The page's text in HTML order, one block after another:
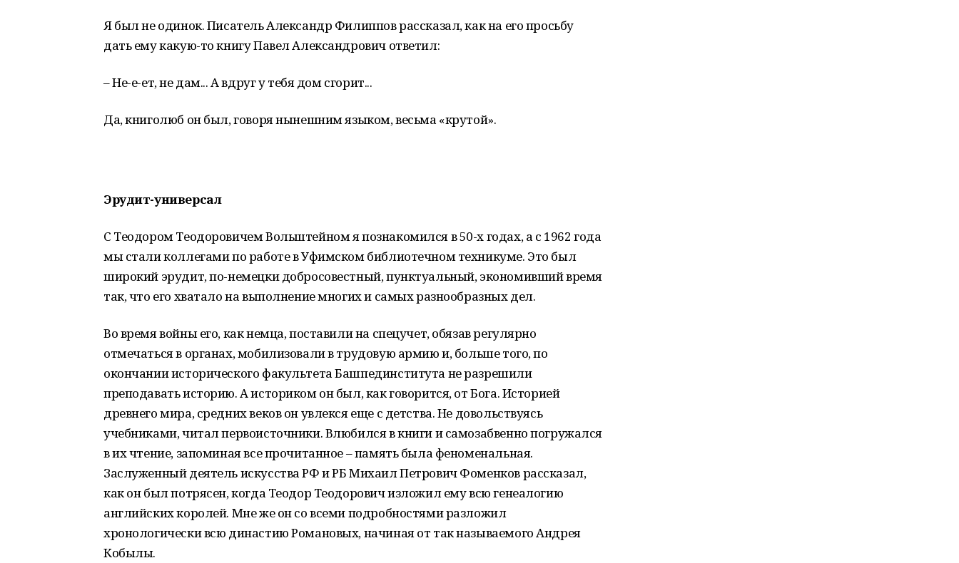
Я был не одинок. Писатель Александр Филиппов рассказал, как на его просьбу
дать ему какую-то книгу Павел Александрович ответил:
– Не-е-ет, не дам... А вдруг у тебя дом сгорит...
Да, книголюб он был, говоря нынешним языком, весьма «крутой».
Эрудит-универсал
С Теодором Теодоровичем Вольштейном я познакомился в 50-х годах, а с 1962 года
мы стали коллегами по работе в Уфимском библиотечном техникуме. Это был
широкий эрудит, по-немецки добросовестный, пунктуальный, экономивший время
так, что его хватало на выполнение многих и самых разнообразных дел.
Во время войны его, как немца, поставили на спецучет, обязав регулярно
отмечаться в органах, мобилизовали в трудовую армию и, больше того, по
окончании исторического факультета Башпединститута не разрешили
преподавать историю. А историком он был, как говорится, от Бога. Историей
древнего мира, средних веков он увлекся еще с детства. Не довольствуясь
учебниками, читал первоисточники. Влюбился в книги и самозабвенно погружался
в их чтение, запоминая все прочитанное – память была феноменальная.
Заслуженный деятель искусства РФ и РБ Михаил Петрович Фоменков рассказал,
как он был потрясен, когда Теодор Теодорович изложил ему всю генеалогию
английских королей. Мне же он со всеми подробностями разложил
хронологически всю династию Романовых, начиная от так называемого Андрея
Кобылы.